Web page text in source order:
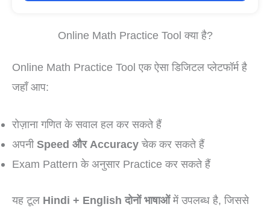
Online Math Practice Tool क्या है?
Online Math Practice Tool एक ऐसा डिजिटल प्लेटफॉर्म है
जहाँ आप:
रोज़ाना गणित के सवाल हल कर सकते हैं
अपनीSpeed और Accuracyचेक कर सकते हैं
Exam Pattern के अनुसार Practice कर सकते हैं
यह टूल Hindi + English दोनों भाषाओंमें उपलब्ध है, जिससे